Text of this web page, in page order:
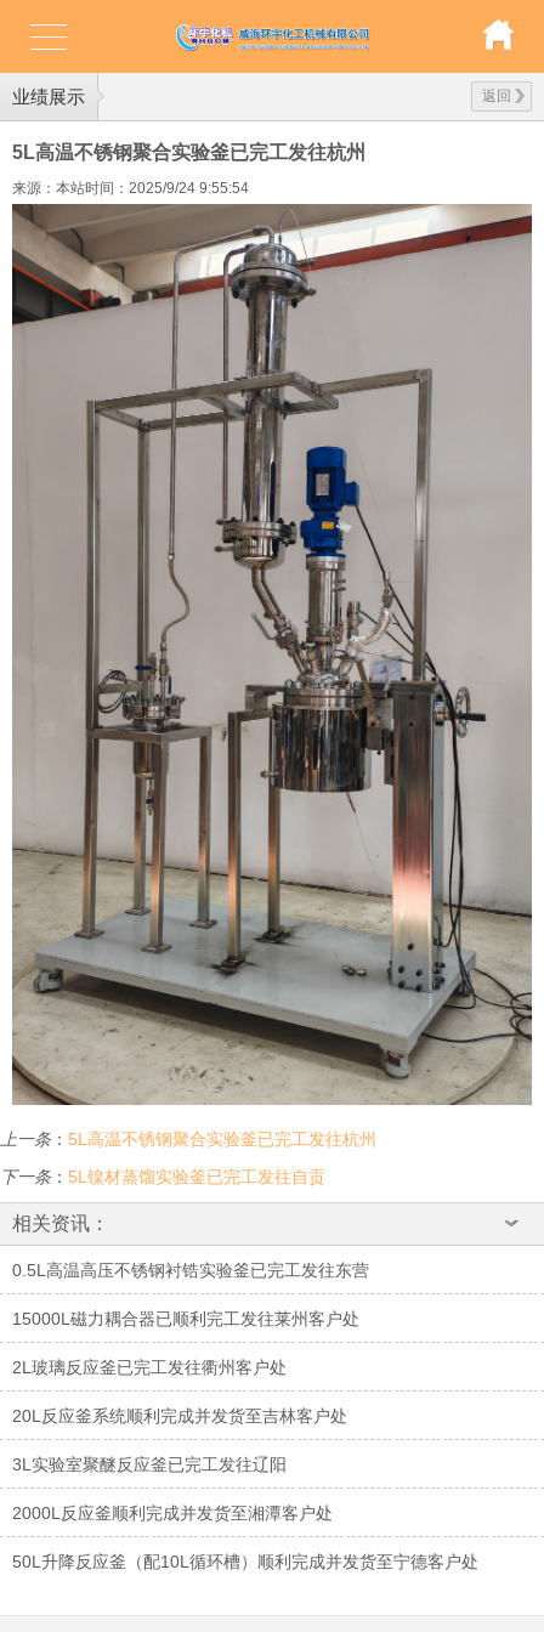
业绩展示 返回
5L高温不锈钢聚合实验釜已完工发往杭州
来源：本站时间：2025/9/24 9:55:54
上一条： 5L高温不锈钢聚合实验釜已完工发往杭州
下一条： 5L镍材蒸馏实验釜已完工发往自贡
相关资讯：
0.5L高温高压不锈钢衬锆实验釜已完工发往东营
15000L磁力耦合器已顺利完工发往莱州客户处
2L玻璃反应釜已完工发往衢州客户处
20L反应釜系统顺利完成并发货至吉林客户处
3L实验室聚醚反应釜已完工发往辽阳
2000L反应釜顺利完成并发货至湘潭客户处
50L升降反应釜（配10L循环槽）顺利完成并发货至宁德客户处